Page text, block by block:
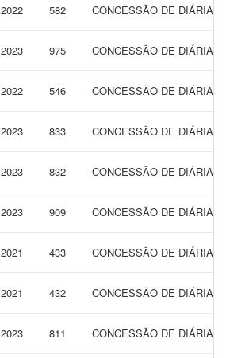
2022 582 CONCESSÃO DE
2023 975 CONCESSÃO DE DIÁRIAS
2022 546 CONCESSÃO DE
2023 833 CONCESSÃO DE DIÁRIAS
2023 832 CONCESSÃO DE DIÁRIAS
2023 909 CONCESSÃO DE DIÁRIAS
2021 433 CONCESSÃO DE DIÁRIAS
2021 432 CONCESSÃO DE DIÁRIAS
2023 811 CONCESSÃO DE DIÁRIAS